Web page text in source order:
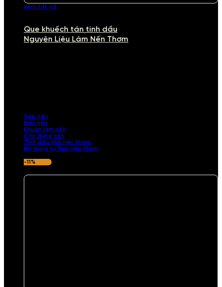
xem tất cả
Que khuếch tán tinh dầu
Nguyên Liệu Làm Nến Thơm
Sáp nến
Bấc nến
Khuôn làm nến
Cốc đựng nến
Tinh dầu làm nến thơm
Bộ dụng cụ làm nến thơm
-11%